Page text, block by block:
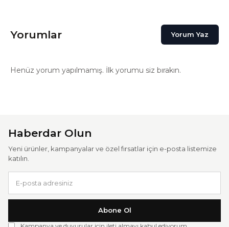
Yorumlar Yorum Yaz
Henüz yorum yapılmamış. İlk yorumu siz bırakın.
Haberdar Olun
Yeni ürünler, kampanyalar ve özel fırsatlar için e-posta listemize
katılın.
Abone Ol